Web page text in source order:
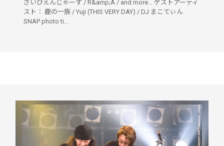
さいぴえんじゃーず / R&amp;A / and more… ゲストアーティ
スト： 鹿の一族 / Yuji (THIS VERY DAY) / DJ まこてぃん
SNAP photo ti...